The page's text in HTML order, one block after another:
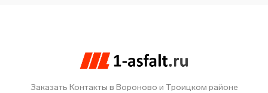
Заказать Контакты в Вороново и Троицком районе